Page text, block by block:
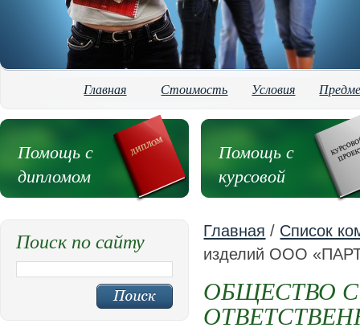
Главная Стоимость Условия
Помощь с
дипломом
Помощь с
курсовой
Главная / Список
изделий ООО
ОБЩЕСТВО
Поиск по сайту